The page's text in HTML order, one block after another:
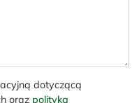
dotyczącą
oraz polityką